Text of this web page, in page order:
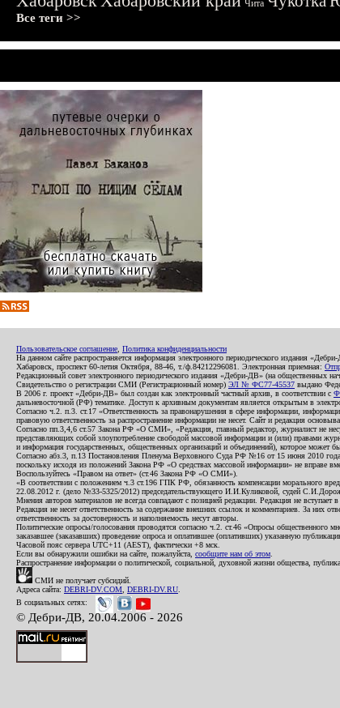
Чита
Все теги >>
Пользовательское соглашение Политика конфиденциальности
На данном сайте распространяется информация электронного периодического издания
Хабаровск, проспект 60-летия Октября, 88-46, т./ф.84212296081. Электронная приемная:
Редакционный совет электронного периодического издания «Дебри-ДВ» (на
Свидетельство о регистрации СМИ (Регистрационный номер) ЭЛ № ФС77-45537 выдано
В 2006 г. проект «Дебри-ДВ» был создан как электронный частный архив, в соответствии с
дальневосточной (РФ) тематике. Доступ к архивным документам является открытым в
Согласно ч.2. п.3. ст.17 «Ответственность за правонарушения в сфере информации,
правовую ответственность за распространение информации не несет. Сайт и редакция
Согласно пп.3,4,6 ст.57 Закона РФ «О СМИ», «Редакция, главный редактор, журналист не
представляющих собой злоупотребление свободой массовой информации и (или) правами
и информация государственных, общественных организаций и объединений), которое может
Согласно абз.3, п.13 Постановления Пленума Верховного Суда РФ №16 от 15 июня 2010
поскольку исходя из положений Закона РФ «О средствах массовой информации» не вправе
Воспользуйтесь «Правом на ответ» (ст.46 Закона РФ «О СМИ»).
«В соответствии с положением ч.3 ст.196 ГПК РФ, обязанность компенсации морального
22.08.2012 г. (дело №33-5325/2012) председательствующего И.И.Куликовой, судей
Мнения авторов материалов не всегда совпадают с позицией редакции. Редакция не вступает в
Редакция не несет ответственность за содержание внешних ссылок и комментариев. За них
ответственность за достоверность и наполняемость несут авторы.
Политические опросы/голосования проводятся согласно ч.2. ст.46 «Опросы общественного
заказавшее (заказавших) проведение опроса и оплатившее (оплативших) указанную
Часовой пояс сервера UTC+11 (AEST), фактически +8 мск.
Если вы обнаружили ошибки на сайте, пожалуйста, сообщите нам об этом
Распространение информации о политической, социальной, духовной жизни общества,
СМИ не получает субсидий.
Адреса сайта: DEBRI-DV.COM DEBRI-DV.RU
В социальных сетях:
© Дебри-ДВ, 20.04.2006 - 2026